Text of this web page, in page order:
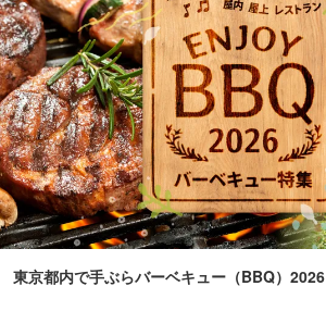
東京都内で手ぶらバーベキュー（BBQ）2026